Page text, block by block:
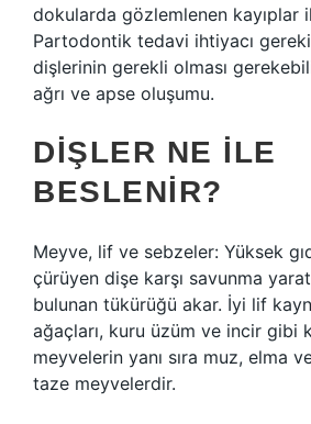
dokularda gözlemlenen kayıplar
Partodontik tedavi ihtiyacı
dişlerinin gerekli olması
ağrı ve apse oluşumu.
DIŞLER NE ILE
BESLENIR?
Meyve, lif ve sebzeler: Yüksek
çürüyen dişe karşı savunma
bulunan tükürüğü akar. İyi lif
ağaçları, kuru üzüm ve incir gibi
meyvelerin yanı sıra muz, elma
taze meyvelerdir.